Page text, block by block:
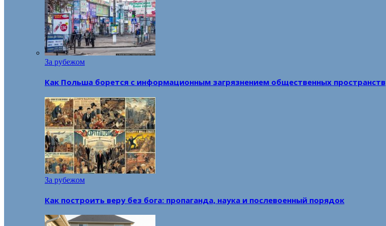
За рубежом
Как Польша борется с информационным загрязнением общественных пространств
За рубежом
Как построить веру без бога: пропаганда, наука и послевоенный порядок